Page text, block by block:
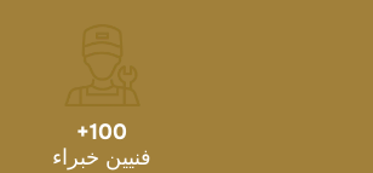
100
+
فنيين خبراء